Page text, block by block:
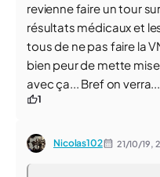
revienne faire un tour
résultats médicaux et
tous de ne pas faire la
bien peur de mette
avec ça... Bref on verra...
1
Nicolas102 21/10/19,